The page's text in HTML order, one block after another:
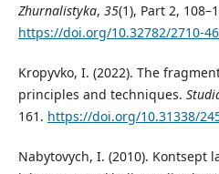
Zhurnalistyka, 35(1), Part 2,
https://doi.org/10.32782/2710-
Kropyvko, I. (2022). The
principles and techniques.
161. https://doi.org/10.31338/
Nabytovych, I. (2010). Kontsept